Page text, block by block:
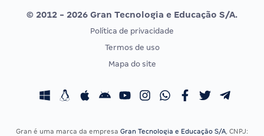
Vunesp
CONCURSOS POR PROFISSÃO
Concursos Fiscais
EXAME DE ORDEM
Calendário OAB
© 2012 - 2026 Gran Tecnologia e Educação S/A.
Política de privacidade
Termos de uso
Mapa do site
Gran é uma marca da empresa Gran Tecnologia e Educação S/A, CNPJ: